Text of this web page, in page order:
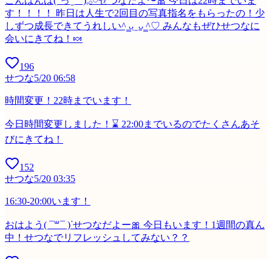
す！！！！ 昨日は人生で2回目の写真指名をもらったの！少
しずつ成長できてうれしい^ ̳ᴗ ̫ ᴗ ̳^♡ みんなもぜひせつなに
会いにきてね！🍬
196
せつな5/20 06:58
時間変更！22時までいます！
今日時間変更しました！⌛️ 22:00までいるのでたくさんあそ
びにきてね！
152
せつな5/20 03:35
16:30-20:00います！
おはよう( ¯꒳​¯ )ᐝせつなだよー🎀 今日もいます！1週間の真ん
中！せつなでリフレッシュしてみない？？